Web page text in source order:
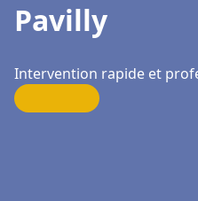
Pavilly
Intervention rapide et